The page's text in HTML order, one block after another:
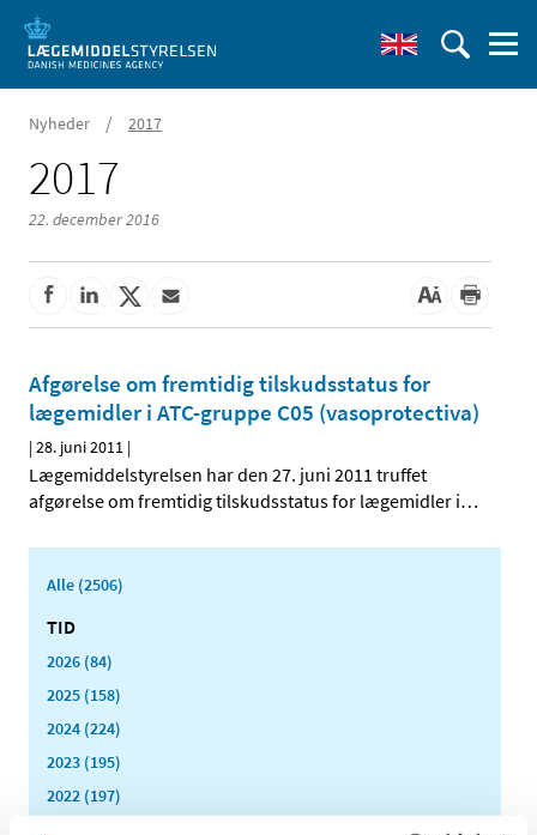
Nyheder / 2017
2017
22. december 2016
Afgørelse om fremtidig tilskudsstatus for
lægemidler i ATC-gruppe C05 (vasoprotectiva)
|28. juni 2011 |
Lægemiddelstyrelsen har den 27. juni 2011 truffet
afgørelse om fremtidig tilskudsstatus for lægemidler i…
Alle (2506)
TID
2026 (84)
2025 (158)
2024 (224)
2023 (195)
2022 (197)